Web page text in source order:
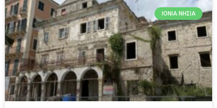
ΙΌΝΙΑ ΝΗΣΙΆ